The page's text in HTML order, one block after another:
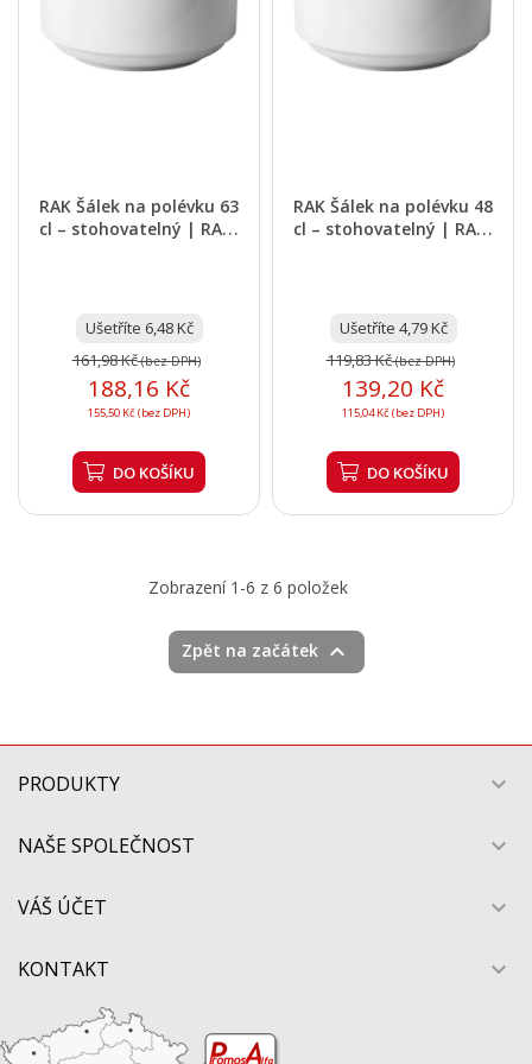
RAK Šálek na polévku 63
cl – stohovatelný | RAK-
Ušetříte 6,48 Kč
161,98 Kč(bez DPH)
188,16 Kč
155,50 Kč (bez DPH)
DO KOŠÍKU
RAK Šálek na polévku 48
cl – stohovatelný | RAK-
Ušetříte 4,79 Kč
119,83 Kč(bez DPH)
139,20 Kč
115,04 Kč (bez DPH)
DO KOŠÍKU
Zobrazení 1-6 z 6 položek
Zpět na začátek 
PRODUKTY 
NAŠE SPOLEČNOST 
VÁŠ ÚČET 
KONTAKT 